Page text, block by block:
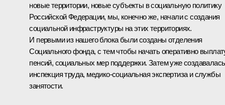
новые территории, новые субъекты в социальную политику
Российской Федерации, мы, конечно же, начали с создания
социальной инфраструктуры на этих территориях.
И первыми из нашего блока были созданы отделения
Социального фонда, с тем чтобы начать оперативно
пенсий, социальных мер поддержки. Затем уже создавалась
инспекция труда, медико-социальная экспертиза и службы
занятости.